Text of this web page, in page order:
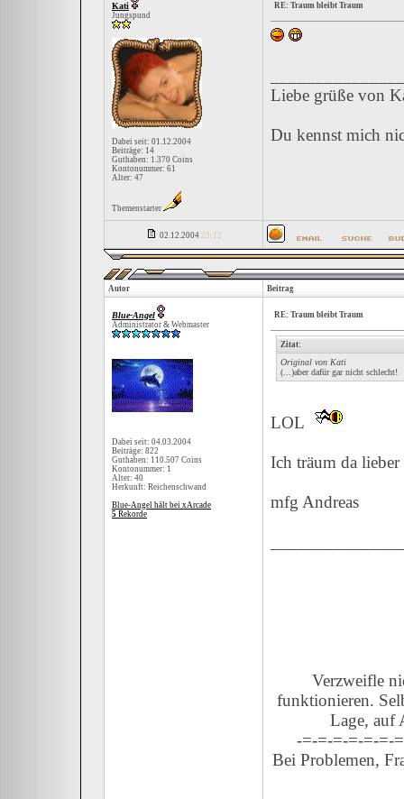
Kati
Jungspund
Dabei seit: 01.12.2004
Beiträge: 14
Guthaben: 1.370 Coins
Kontonummer: 61
Alter: 47
Themenstarter
RE: Traum bleibt Traum
Liebe grüße von
Du kennst mich
02.12.2004 23:12
Autor Beitrag
Blue-Angel
Administrator & Webmaster
Dabei seit: 04.03.2004
Beiträge: 822
Guthaben: 110.507 Coins
Kontonummer: 1
Alter: 40
Herkunft: Reichenschwand
Blue-Angel hält bei xArcade
5 Rekorde
RE: Traum bleibt Traum
Zitat:
Original von Kati
(...)aber dafür gar nicht schlecht!
LOL
Ich träum da
mfg Andreas
Verzweifle
funktionieren.
Lage, auf
-=-=-=-=-=-=-
Bei Problemen,